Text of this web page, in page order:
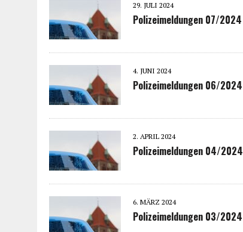
29. JULI 2024
Polizeimeldungen 07/2024
4. JUNI 2024
Polizeimeldungen 06/2024
2. APRIL 2024
Polizeimeldungen 04/2024
6. MÄRZ 2024
Polizeimeldungen 03/2024